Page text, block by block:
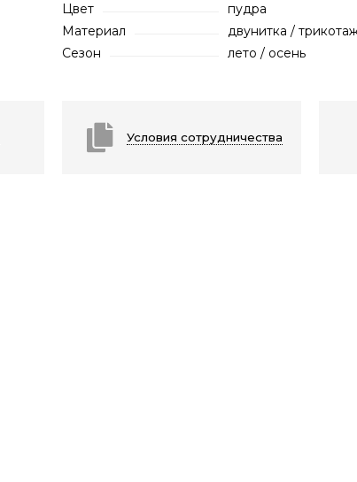
Цвет
пудра
Материал
двунитка /
Сезон
лето / осень
Условия сотрудничества